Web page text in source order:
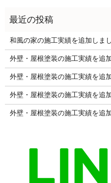
和風の家の施工実績を追加しま
外壁・屋根塗装の施工実績を追
外壁・屋根塗装の施工実績を追
外壁・屋根塗装の施工実績を追
外壁・屋根塗装の施工実績を追